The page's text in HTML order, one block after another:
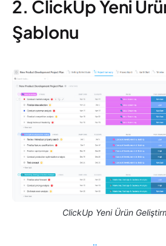
2. ClickUp Yeni
Şablonu
ClickUp Yeni Ürün